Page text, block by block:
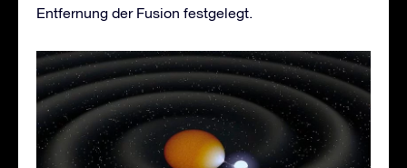
Entfernung der Fusion festgelegt.